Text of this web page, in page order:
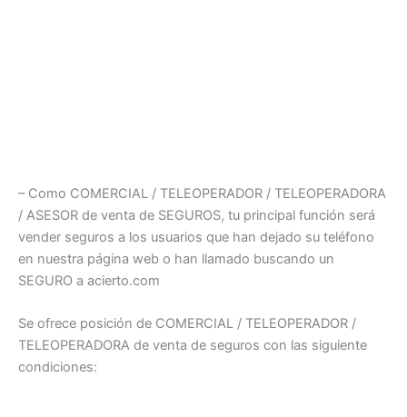
– Como COMERCIAL / TELEOPERADOR / TELEOPERADORA
/ ASESOR de venta de SEGUROS, tu principal función será
vender seguros a los usuarios que han dejado su teléfono
en nuestra página web o han llamado buscando un
SEGURO a acierto.com
Se ofrece posición de COMERCIAL / TELEOPERADOR /
TELEOPERADORA de venta de seguros con las siguiente
condiciones: